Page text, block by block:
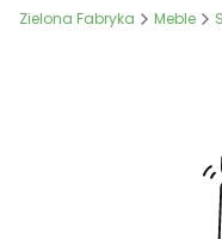
Zielona Fabryka Meble